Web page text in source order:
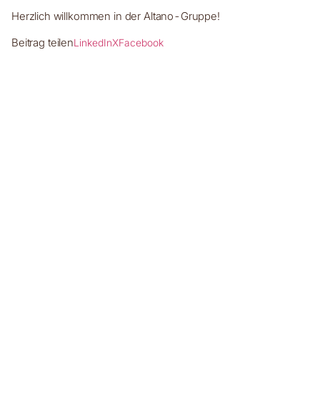
Herzlich willkommen in der Altano-Gruppe!
Beitrag teilenLinkedInXFacebook